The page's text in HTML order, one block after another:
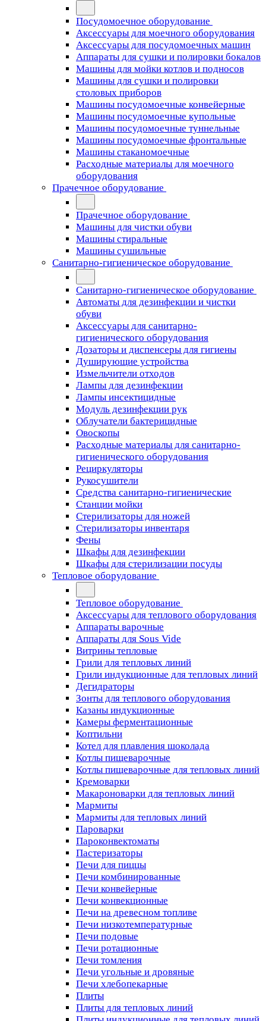
Посудомоечное оборудование
Аксессуары для моечного оборудования
Аксессуары для посудомоечных машин
Аппараты для сушки и полировки бокалов
Машины для мойки котлов и подносов
Машины для сушки и полировки
столовых приборов
Машины посудомоечные конвейерные
Машины посудомоечные купольные
Машины посудомоечные туннельные
Машины посудомоечные фронтальные
Машины стаканомоечные
Расходные материалы для моечного
оборудования
Прачечное оборудование
Прачечное оборудование
Машины для чистки обуви
Машины стиральные
Машины сушильные
Санитарно-гигиеническое оборудование
Санитарно-гигиеническое оборудование
Автоматы для дезинфекции и чистки
обуви
Аксессуары для санитарно-
гигиенического оборудования
Дозаторы и диспенсеры для гигиены
Душирующие устройства
Измельчители отходов
Лампы для дезинфекции
Лампы инсектицидные
Модуль дезинфекции рук
Облучатели бактерицидные
Овоскопы
Расходные материалы для санитарно-
гигиенического оборудования
Рециркуляторы
Рукосушители
Средства санитарно-гигиенические
Станции мойки
Стерилизаторы для ножей
Стерилизаторы инвентаря
Фены
Шкафы для дезинфекции
Шкафы для стерилизации посуды
Тепловое оборудование
Тепловое оборудование
Аксессуары для теплового оборудования
Аппараты варочные
Аппараты для Sous Vide
Витрины тепловые
Грили для тепловых линий
Грили индукционные для тепловых линий
Дегидраторы
Зонты для теплового оборудования
Казаны индукционные
Камеры ферментационные
Коптильни
Котел для плавления шоколада
Котлы пищеварочные
Котлы пищеварочные для тепловых линий
Кремоварки
Макароноварки для тепловых линий
Мармиты
Мармиты для тепловых линий
Пароварки
Пароконвектоматы
Пастеризаторы
Печи для пиццы
Печи комбинированные
Печи конвейерные
Печи конвекционные
Печи на древесном топливе
Печи низкотемпературные
Печи подовые
Печи ротационные
Печи томления
Печи угольные и дровяные
Печи хлебопекарные
Плиты
Плиты для тепловых линий